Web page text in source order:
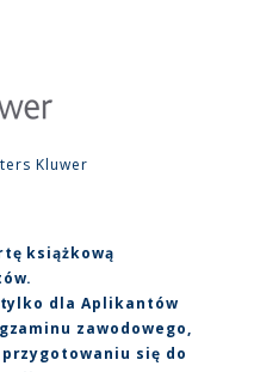
Kluwer
książkową
dla Aplikantów
zawodowego,
się do